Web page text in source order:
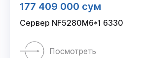
177 409 000 сум
Сервер NF5280M6*1 6330
Посмотреть